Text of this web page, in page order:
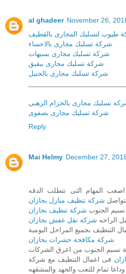
al ghadeer November 26,
طيوب لتسليك المجارى بالقطيف
شركة تسليك مجارى بالاحساء
شركة تسليك مجارى بسيهات
شركة تسليك مجارى ببقيق
شركة تسليك مجارى بالجبيل
تسليك مجارى بالحزام الزهبى
شركة تسليك مجارى بصفوى
Reply
Mai Helmy December 27,
المهام التى تتطلب الدقه
شركة تنظيف منازل بجازان
الجنوب شركة تنظيف بجازان
الراحه شركة نقل عفش بجازان
التنظيف بجميع المراحل اليومية
شركة مكافحة حشرات بجازان
نسيم الجنوب من اعرق الشركات
فى اعمال التنظيف مع شركة
تمام للتعب والجهد والمشقهه